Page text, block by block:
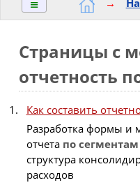
≡ →
Страницы с
отчетность
Как составить
Разработка формы и
отчета по сегментам
структура
расходов